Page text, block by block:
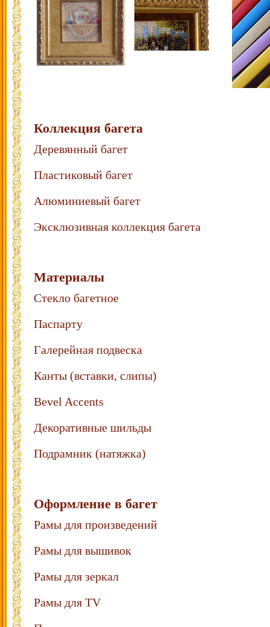
Коллекция багета
Деревянный багет
Пластиковый багет
Алюминиевый багет
Эксклюзивная коллекция багета
Материалы
Стекло багетное
Паспарту
Галерейная подвеска
Канты (вставки, слипы)
Bevel Accents
Декоративные шильды
Подрамник (натяжка)
Оформление в багет
Рамы для произведений
Рамы для вышивок
Рамы для зеркал
Рамы для TV